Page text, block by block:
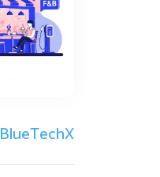
BlueTechX